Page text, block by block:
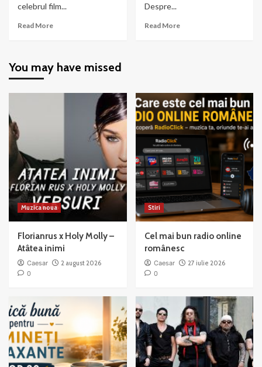
celebrul film...
Read MoreRead
–
Despre...
Read MoreRead
Jazz
You may have missed
Muzica noua
Florianrus x Holy Molly –
Atâtea inimi
Caesar
2 august 2026
0
Stiri
Cel mai bun radio online
românesc
Caesar
27 iulie 2026
0